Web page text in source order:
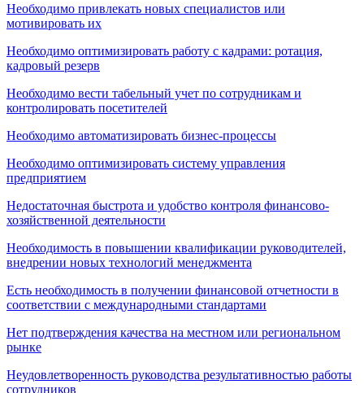
Необходимо привлекать новых специалистов или
мотивировать их
Необходимо оптимизировать работу с кадрами: ротация,
кадровый резерв
Необходимо вести табельный учет по сотрудникам и
контролировать посетителей
Необходимо автоматизировать бизнес-процессы
Необходимо оптимизировать систему управления
предприятием
Недостаточная быстрота и удобство контроля финансово-
хозяйственной деятельности
Необходимость в повышении квалификации руководителей,
внедрении новых технологий менеджмента
Есть необходимость в получении финансовой отчетности в
соответствии с международными стандартами
Нет подтверждения качества на местном или региональном
рынке
Неудовлетворенность руководства результативностью работы
сотрудников